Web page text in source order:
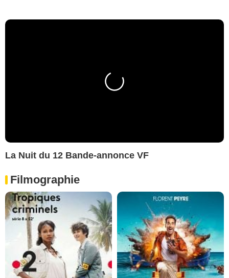
La Nuit du 12 Bande-annonce VF
Filmographie